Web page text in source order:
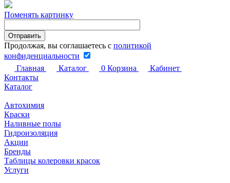
Поменять картинку
Продолжая, вы соглашаетесь с политикой
конфиденциальности
Главная
Каталог 0 Корзина
Кабинет
Контакты
Каталог
Автохимия
Краски
Наливные полы
Гидроизоляция
Акции
Бренды
Таблицы колеровки красок
Услуги